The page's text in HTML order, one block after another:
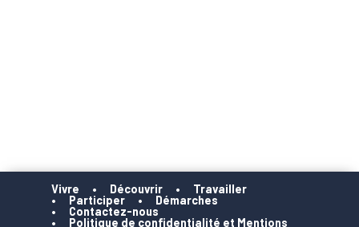
Vivre Découvrir
Travailler
Participer
Démarches
Contactez-nous
Politique de confidentialité et Mentions